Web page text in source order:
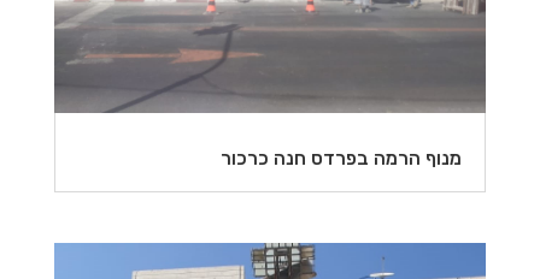
מנוף הרמה בפרדס חנה כרכור